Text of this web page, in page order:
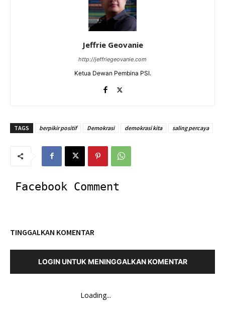
Jeffrie Geovanie
http://jeffriegeovanie.com
Ketua Dewan Pembina PSI.
TAGS berpikir positif Demokrasi demokrasi kita saling percaya
Facebook Comment
TINGGALKAN KOMENTAR
LOGIN UNTUK MENINGGALKAN KOMENTAR
Loading...